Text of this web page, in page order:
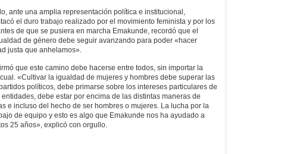
ante una amplia representación política e institucional,
el duro trabajo realizado por el movimiento feminista y por los
de que se pusiera en marcha Emakunde, recordó que el
de género debe seguir avanzando para poder «hacer
justa que anhelamos».
que este camino debe hacerse entre todos, sin importar la
«Cultivar la igualdad de mujeres y hombres debe superar las
políticos, debe primarse sobre los intereses particulares de
debe estar por encima de las distintas maneras de
e incluso del hecho de ser hombres o mujeres. La lucha por la
de equipo y esto es algo que Emakunde nos ha ayudado a
25 años», explicó con orgullo.